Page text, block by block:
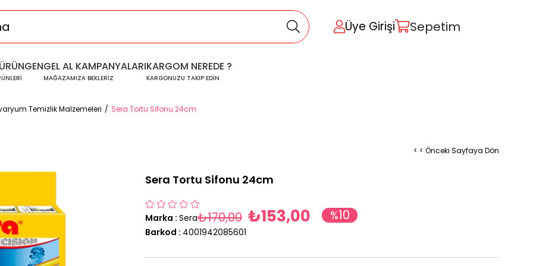
Üye Girişi Sepetim
GEL AL KAMPANYALARI
MAĞAZAMIZA BEKLERİZ
KARGOM NEREDE ?
KARGONUZU TAKİP EDİN
Temizlik Malzemeleri Sera Tortu Sifonu 24cm
< < Önceki Sayfaya Dön
Sera Tortu Sifonu 24cm
Marka : Sera %10
₺170,00 ₺153,00
Barkod : 4001942085601